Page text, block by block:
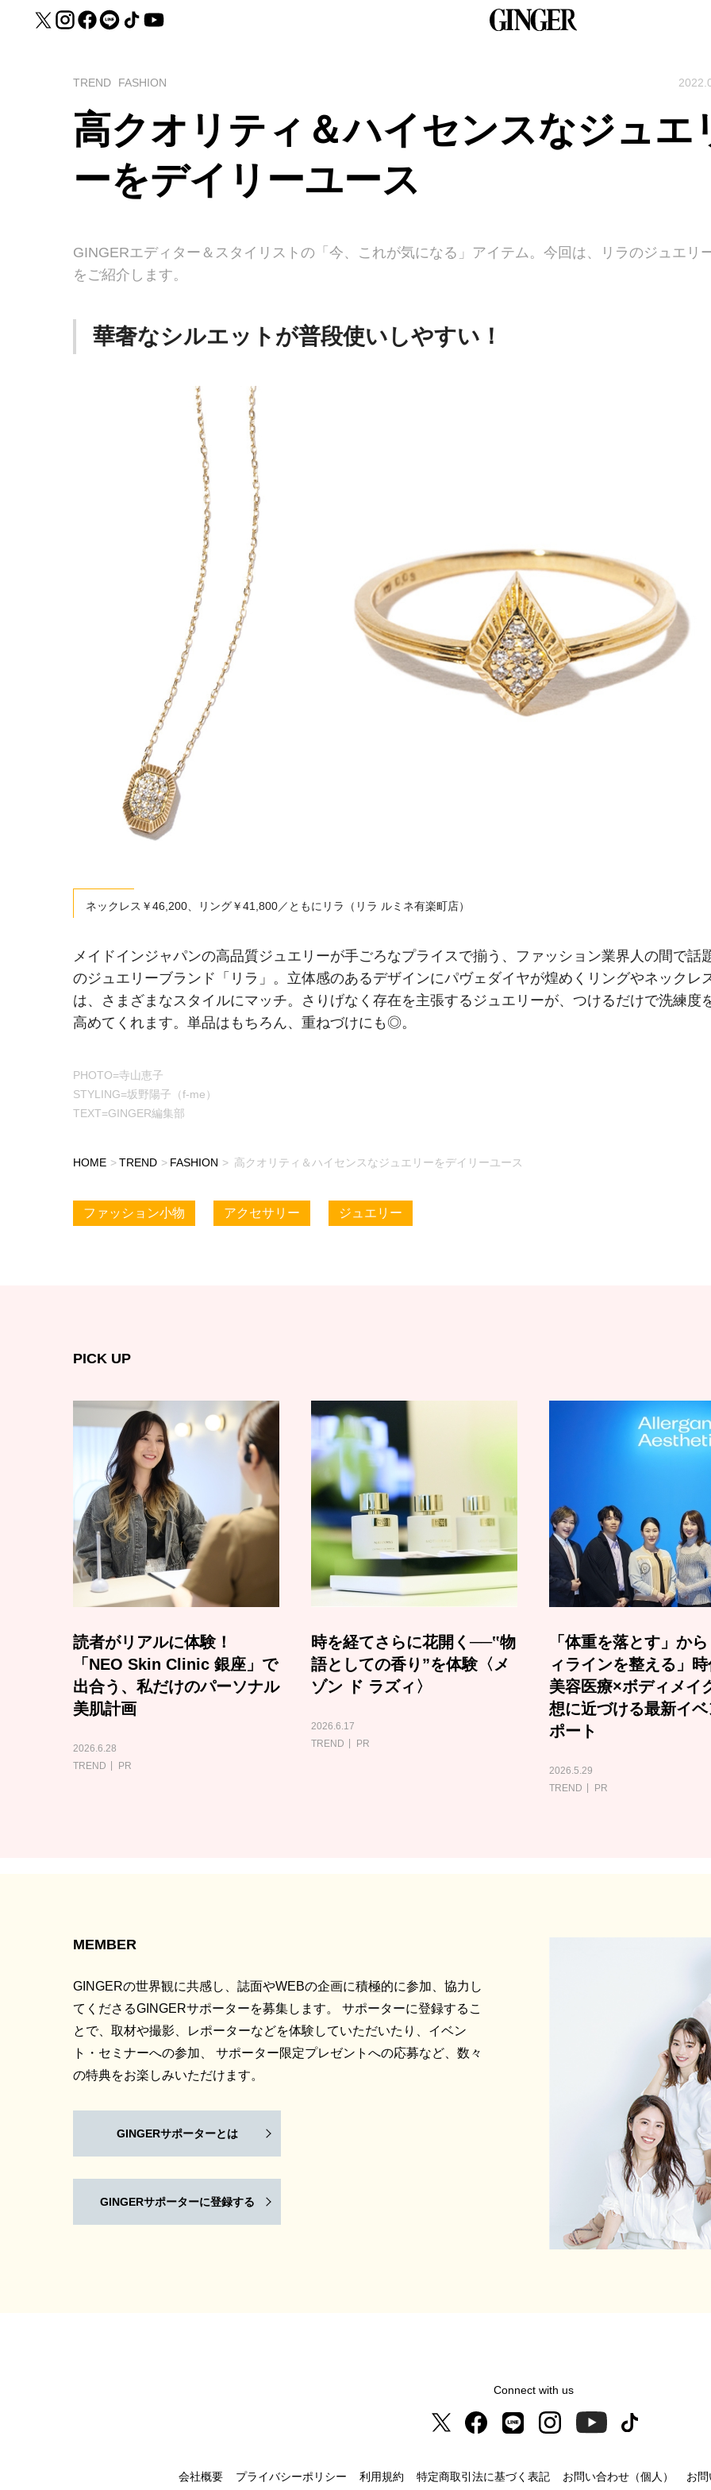
TREND FASHION
高クオリティ＆ハイセンスなジュエ
ーをデイリーユース
GINGERエディター＆スタイリストの「今、これが気になる」アイテム。今回は、リラのジュエリ
をご紹介します。
華奢なシルエットが普段使いしやすい！
ネックレス￥46,200、リング￥41,800／ともにリラ（リラ ルミネ有楽町店）
メイドインジャパンの高品質ジュエリーが手ごろなプライスで揃う、ファッション業界人の間で話
のジュエリーブランド「リラ」。立体感のあるデザインにパヴェダイヤが煌めくリングやネックレ
は、さまざまなスタイルにマッチ。さりげなく存在を主張するジュエリーが、つけるだけで洗練度
高めてくれます。単品はもちろん、重ねづけにも◎。
PHOTO=寺山恵子
STYLING=坂野陽子（f-me）
TEXT=GINGER編集部
HOME TREND FASHION 高クオリティ＆ハイセンスなジュエリーをデイリーユース
ファッション小物 アクセサリー ジュエリー
PICK UP
読者がリアルに体験！
「NEO Skin Clinic 銀座」で
出合う、私だけのパーソナル
美肌計画
2026.6.28
TREND
PR
時を経てさらに花開く──‟物
語としての香り”を体験〈メ
ゾン ド ラズィ〉
2026.6.17
TREND
PR
「体重を落とす」か
ィラインを整える」時
美容医療×ボディメイ
想に近づける最新イ
ポート
2026.5.29
TREND
PR
MEMBER
GINGERの世界観に共感し、誌面やWEBの企画に積極的に参加、協力し
てくださるGINGERサポーターを募集します。 サポーターに登録するこ
とで、取材や撮影、レポーターなどを体験していただいたり、イベン
ト・セミナーへの参加、 サポーター限定プレゼントへの応募など、数々
の特典をお楽しみいただけます。
GINGERサポーターとは
GINGERサポーターに登録する
Connect with us
会社概要 プライバシーポリシー 利用規約 特定商取引法に基づく表記 お問い合わせ（個人） お問